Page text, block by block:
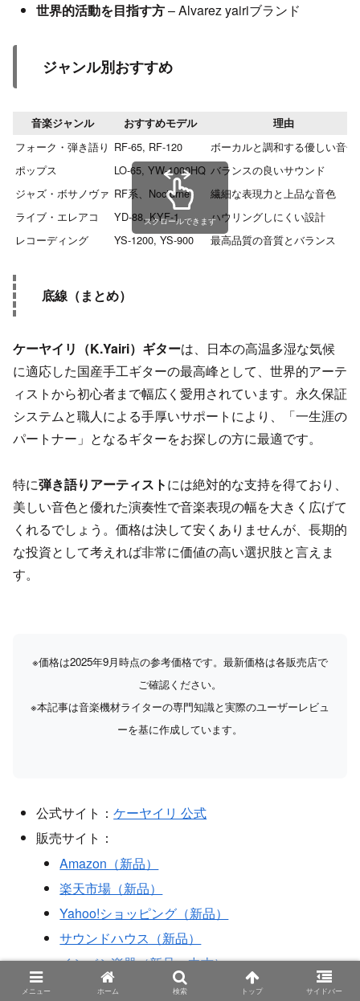
世界的活動を目指す方– Alvarez yairiブランド
ジャンル別おすすめ
音楽ジャンル おすすめモデル 理由
フォーク・弾き語り RF-65, RF-120
ボーカルと調和する優しい音色
ポップス
LO-65, YW-1000HQ バランスの良いサウンド
ジャズ・ボサノヴァ RF系、Nocturne
繊細な表現力と上品な音色
ライブ・エレアコ
YD-88, KYF-1
ハウリングしにくい設計
レコーディング
YS-1200, YS-900 最高品質の音質とバランス
スクロールできます
底線（まとめ）
ケーヤイリ（K.Yairi）ギターは、日本の高温多湿な気候
に適応した国産手工ギターの最高峰として、世界的アーテ
ィストから初心者まで幅広く愛用されています。永久保証
システムと職人による手厚いサポートにより、「一生涯の
パートナー」となるギターをお探しの方に最適です。
特に弾き語りアーティストには絶対的な支持を得ており、
美しい音色と優れた演奏性で音楽表現の幅を大きく広げて
くれるでしょう。価格は決して安くありませんが、長期的
な投資として考えれば非常に価値の高い選択肢と言えま
す。
※価格は2025年9月時点の参考価格です。最新価格は各販売店で
ご確認ください。
※本記事は音楽機材ライターの専門知識と実際のユーザーレビュ
ーを基に作成しています。
公式サイト：ケーヤイリ 公式
販売サイト：
Amazon（新品）
楽天市場（新品）
Yahoo!ショッピング（新品）
サウンドハウス（新品）
イシバシ楽器（新品・中古）
メニュー ホーム 検索 トップ サイドバー